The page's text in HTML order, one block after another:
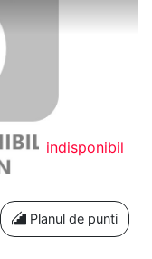
indisponibil
Planul de punti